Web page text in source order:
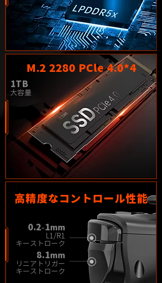
M.2 2280 PCle 4.0*4
1TB
大容量
高精度なコントロール性能
0.2-1mm
L1/R1
キーストローク
8.1mm
リニアトリガー
キーストローク